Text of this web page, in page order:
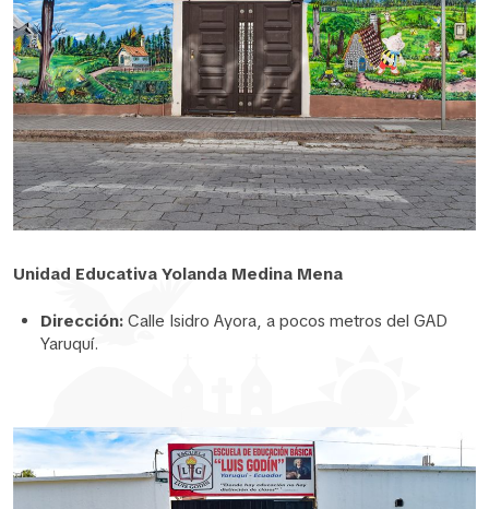
Unidad Educativa Yolanda Medina Mena
Dirección: Calle Isidro Ayora, a pocos metros del GAD
Yaruquí.